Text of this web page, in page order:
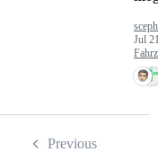
sceph
Jul
Previous